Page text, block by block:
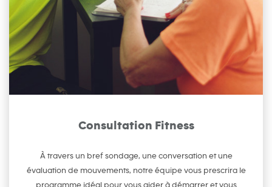
Consultation Fitness
À travers un bref sondage, une conversation et une
évaluation de mouvements, notre équipe vous prescrira le
programme idéal pour vous aider à démarrer et vous